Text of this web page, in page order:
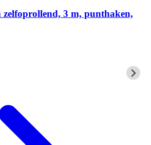
zelfoprollend, 3 m, punthaken,